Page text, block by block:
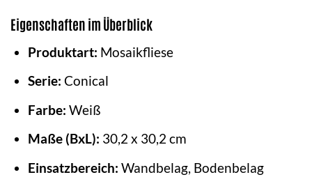
Eigenschaften im Überblick
Produktart: Mosaikfliese
Serie: Conical
Farbe: Weiß
Maße (BxL): 30,2 x 30,2 cm
Einsatzbereich: Wandbelag, Bodenbelag